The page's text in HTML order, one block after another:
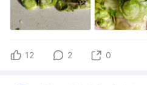
12 2 0